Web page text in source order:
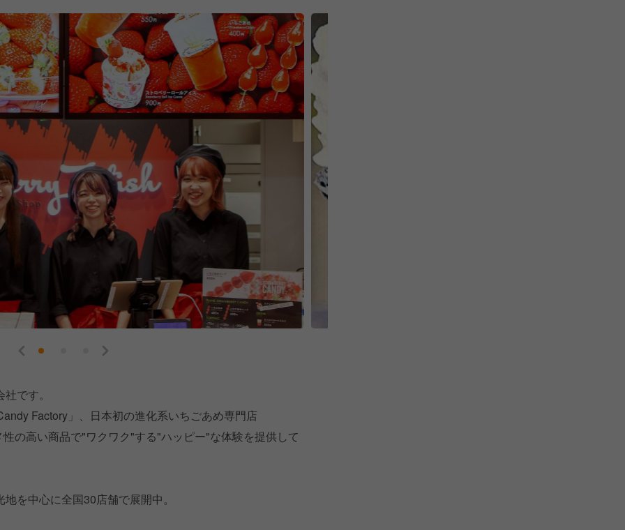
です。
Factory」、日本初の進化系いちごあめ専門店
の​高い商品で"ワクワク"する"ハッピー"な体験を提供して
を中心に全国30店舗で展開中。